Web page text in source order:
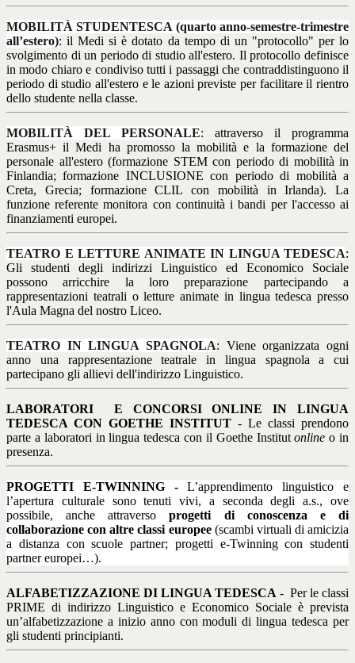
MOBILITÀ STUDENTESCA (quarto anno-semestre-trimestre
all’estero): il Medi si è dotato da tempo di un "protocollo" per lo
svolgimento di un periodo di studio all'estero. Il protocollo definisce
in modo chiaro e condiviso tutti i passaggi che contraddistinguono il
periodo di studio all'estero e le azioni previste per facilitare il rientro
dello studente nella classe.
MOBILITÀ DEL PERSONALE: attraverso il programma
Erasmus+ il Medi ha promosso la mobilità e la formazione del
personale all'estero (formazione STEM con periodo di mobilità in
Finlandia; formazione INCLUSIONE con periodo di mobilità a
Creta, Grecia; formazione CLIL con mobilità in Irlanda). La
funzione referente monitora con continuità i bandi per l'accesso ai
finanziamenti europei.
TEATRO E LETTURE ANIMATE IN LINGUA TEDESCA:
Gli studenti degli indirizzi Linguistico ed Economico Sociale
possono arricchire la loro preparazione partecipando a
rappresentazioni teatrali o letture animate in lingua tedesca presso
l'Aula Magna del nostro Liceo.
TEATRO IN LINGUA SPAGNOLA: Viene organizzata ogni
anno una rappresentazione teatrale in lingua spagnola a cui
partecipano gli allievi dell'indirizzo Linguistico.
LABORATORI E CONCORSI ONLINE IN LINGUA
TEDESCA CON GOETHE INSTITUT - Le classi prendono
parte a laboratori in lingua tedesca con il Goethe Institutonline o in
presenza.
PROGETTI E-TWINNING -L’apprendimento linguistico e
l’apertura culturale sono tenuti vivi, a seconda degli a.s., ove
possibile, anche attraversoprogetti di conoscenza e di
collaborazione con altre classi europee(scambi virtuali di amicizia
a distanza con scuole partner; progetti e-Twinning con studenti
partner europei…).
ALFABETIZZAZIONE DI LINGUA TEDESCA - Per le classi
PRIME di indirizzo Linguistico e Economico Sociale è prevista
un’alfabetizzazione a inizio anno con moduli di lingua tedesca per
gli studenti principianti.